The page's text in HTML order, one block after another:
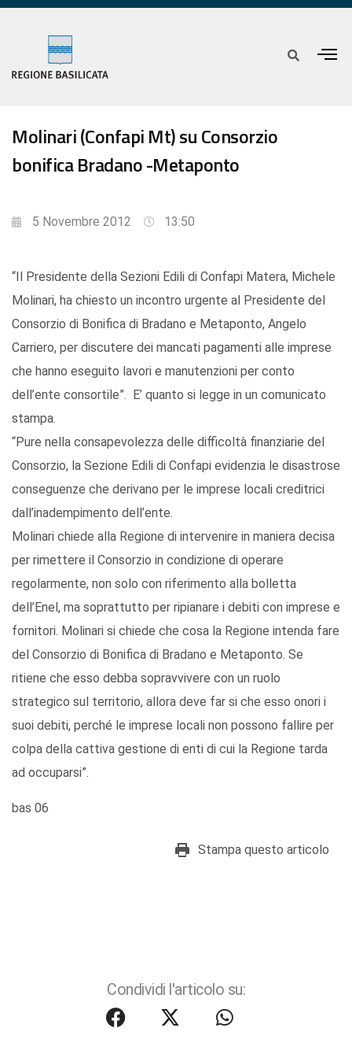
Molinari (Confapi Mt) su Consorzio
bonifica Bradano -Metaponto
5 Novembre 2012 13:50
“Il Presidente della Sezioni Edili di Confapi Matera, Michele
Molinari, ha chiesto un incontro urgente al Presidente del
Consorzio di Bonifica di Bradano e Metaponto, Angelo
Carriero, per discutere dei mancati pagamenti alle imprese
che hanno eseguito lavori e manutenzioni per conto
dell’ente consortile”. E’ quanto si legge in un comunicato
stampa.
“Pure nella consapevolezza delle difficoltà finanziarie del
Consorzio, la Sezione Edili di Confapi evidenzia le disastrose
conseguenze che derivano per le imprese locali creditrici
dall’inadempimento dell’ente.
Molinari chiede alla Regione di intervenire in maniera decisa
per rimettere il Consorzio in condizione di operare
regolarmente, non solo con riferimento alla bolletta
dell’Enel, ma soprattutto per ripianare i debiti con imprese e
fornitori. Molinari si chiede che cosa la Regione intenda fare
del Consorzio di Bonifica di Bradano e Metaponto. Se
ritiene che esso debba sopravvivere con un ruolo
strategico sul territorio, allora deve far si che esso onori i
suoi debiti, perché le imprese locali non possono fallire per
colpa della cattiva gestione di enti di cui la Regione tarda
ad occuparsi”.
bas 06
Stampa questo articolo
Condividi l'articolo su: